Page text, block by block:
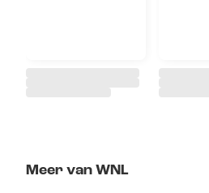
Meer van WNL